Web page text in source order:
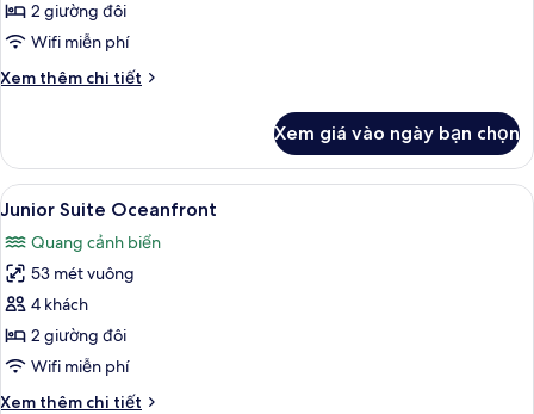
Suite2 giường đôi
Wifi miễn phí
Xem thêm chi tiết
Chi
Junior
Suite
Xem giá vào ngày bạn chọn
Xem
tất
cả
ảnh
Junior
Suite
Oceanfront
Bộ đồ giường kháng dị ứng, chăn
6
Junior Suite Oceanfront
Quang cảnh biển
53 mét vuông
4 khách
2 giường đôi
Wifi miễn phí
Xem thêm chi tiết
Chi